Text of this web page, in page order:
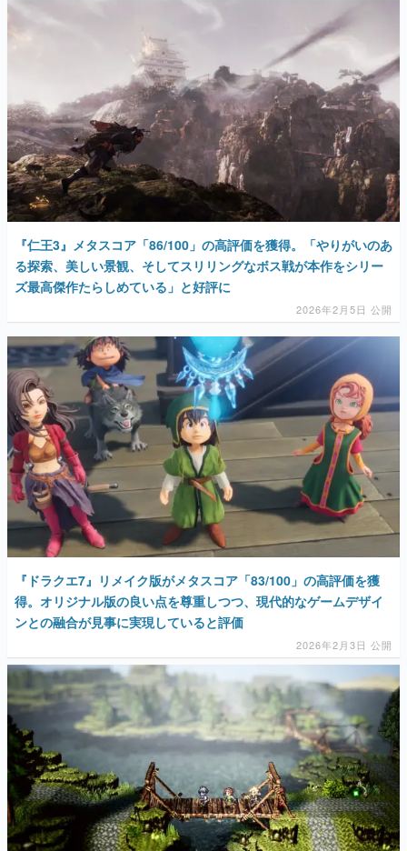
『仁王3』メタスコア「86/100」の高評価を獲得。「やりがいのあ
る探索、美しい景観、そしてスリリングなボス戦が本作をシリー
ズ最高傑作たらしめている」と好評に
2026年2月5日 公開
『ドラクエ7』リメイク版がメタスコア「83/100」の高評価を獲
得。オリジナル版の良い点を尊重しつつ、現代的なゲームデザイ
ンとの融合が見事に実現していると評価
2026年2月3日 公開